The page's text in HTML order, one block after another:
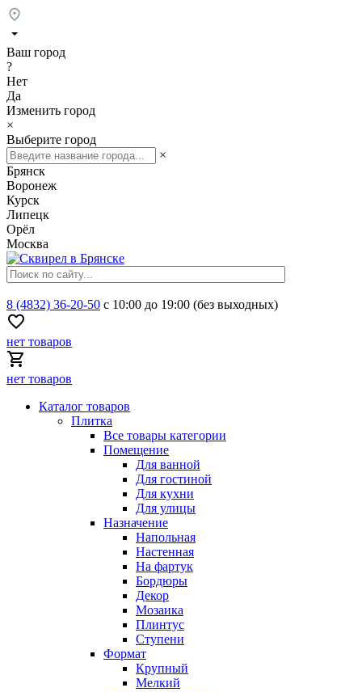
Ваш город
?
Нет
Да
Изменить город
×
Выберите город
×
Брянск
Воронеж
Курск
Липецк
Орёл
Москва
8 (4832) 36-20-50 с 10:00 до 19:00 (без выходных)
нет товаров
нет товаров
Каталог товаров
Плитка
Все товары категории
Помещение
Для ванной
Для гостиной
Для кухни
Для улицы
Назначение
Напольная
Настенная
На фартук
Бордюры
Декор
Мозаика
Плинтус
Ступени
Формат
Крупный
Мелкий